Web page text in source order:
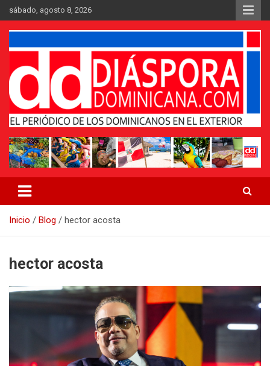
Saltar
al
contenido
sábado, agosto 8, 2026
Periódico Diáspora Dominicana
Inicio Blog hector acosta
hector acosta